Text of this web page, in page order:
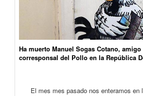
Ha muerto Manuel Sogas Cotano,
corresponsal del Pollo en la República
El mes mes pasado nos enteramos en